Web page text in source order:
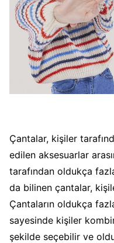
Çantalar, kişiler
edilen aksesuarlar
tarafından oldukça
da bilinen çantalar,
Çantaların oldukça
sayesinde kişiler
şekilde seçebilir ve